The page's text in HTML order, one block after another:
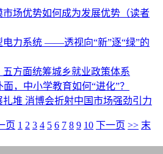
市场优势如何成为发展优势（读者
电力系统 ——透视向“新”逐“绿”的
五方面统筹城乡就业政策体系
，中小学教育如何“进化”？
扎堆 消博会折射中国市场强劲引力
页 1 2 3 4 5 6 7 8 9 10 下一页 >> 末